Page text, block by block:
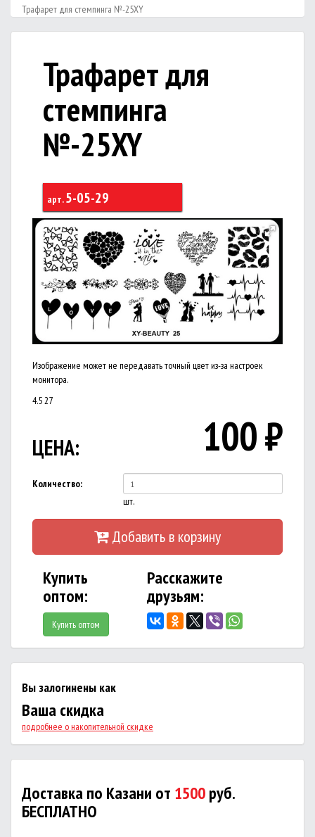
Трафарет для стемпинга №-25XY
Трафарет для
стемпинга
№-25XY
арт.5-05-29
Изображение может не передавать точный цвет из-за настроек
монитора.
4.527
ЦЕНА: 100₽
Количество:
шт.
Добавить в корзину
Купить
оптом:
Купить оптом
Расскажите
друзьям:
Вы залогинены как
Ваша скидка
подробнее о накопительной скидке
Доставка по Казани от 1500руб.
БЕСПЛАТНО